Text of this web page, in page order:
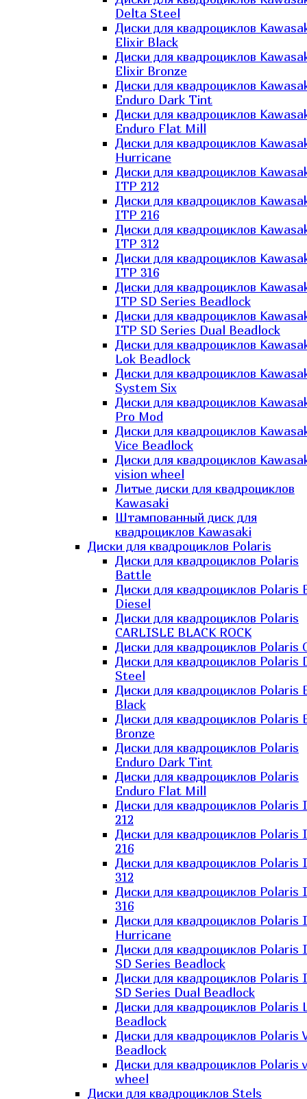
Delta Steel
Диски для квадроциклов
Elixir Black
Диски для квадроциклов
Elixir Bronze
Диски для квадроциклов
Enduro Dark Tint
Диски для квадроциклов
Enduro Flat Mill
Диски для квадроциклов
Hurricane
Диски для квадроциклов
ITP 212
Диски для квадроциклов
ITP 216
Диски для квадроциклов
ITP 312
Диски для квадроциклов
ITP 316
Диски для квадроциклов
ITP SD Series Beadlock
Диски для квадроциклов
ITP SD Series Dual Beadlock
Диски для квадроциклов
Lok Beadlock
Диски для квадроциклов
System Six
Диски для квадроциклов
Pro Mod
Диски для квадроциклов
Vice Beadlock
Диски для квадроциклов
vision wheel
Литые диски для квадроциклов
Kawasaki​
Штампованный диск для
квадроциклов Kawasaki​
Диски для квадроциклов Polaris
Диски для квадроциклов Polaris
Battle
Диски для квадроциклов Polaris
Diesel
Диски для квадроциклов Polaris
CARLISLE BLACK ROCK
Диски для квадроциклов Polaris
Диски для квадроциклов Polaris
Steel
Диски для квадроциклов Polaris
Black
Диски для квадроциклов Polaris
Bronze
Диски для квадроциклов Polaris
Enduro Dark Tint
Диски для квадроциклов Polaris
Enduro Flat Mill
Диски для квадроциклов Polaris
212
Диски для квадроциклов Polaris
216
Диски для квадроциклов Polaris
312
Диски для квадроциклов Polaris
316
Диски для квадроциклов Polaris
Hurricane
Диски для квадроциклов Polaris
SD Series Beadlock
Диски для квадроциклов Polaris
SD Series Dual Beadlock
Диски для квадроциклов Polaris
Beadlock
Диски для квадроциклов Polaris
Beadlock
Диски для квадроциклов Polaris
wheel
Диски для квадроциклов Stels